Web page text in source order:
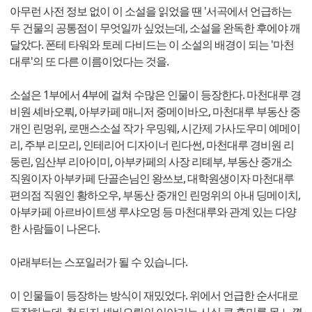
아무런 사전 정보 없이 이 소설을 읽었을 땐 '서곡에서 언급하는
두 건물의 공통점이 무엇일까 싶었는데, 소설을 완독한 후에야 깨
달았다. 폰테 타워와 토레 다비드는 이 소설의 배경이 되는 '마천
대루'의 또 다른 이름이었다는 것을.
소설은 1부에서 4부에 걸쳐 수많은 인물이 등장한다. 마천대루 경
비원 셰바오뤄, 아부카페 매니저 중메이바오, 마천대루 부동산 중
개인 린멍위, 로맨스소설 작가 우밍웨, 시간제 가사도우미 예메이
리, 주부 리모리, 인테리어 디자이너 린다썬, 마천대루 경비원 리
둥린, 임산부 리아이미, 아부카페의 사장 리톄부, 부동산 중개소
직원이자 아부카페 단골손님인 왕쓰보, 대학원생이자 마천대루
편의점 직원인 황하오우, 부동산 중개인 린멍위의 아내 딩메이치,
아부카페 아르바이트생 루샤오멍 등 마천대루와 관계 있는 다양
한 사람들이 나온다.
아래부터는 스포일러가 될 수 있습니다.
이 인물들이 등장하는 방식이 재밌었다. 위에서 언급한 순서대로